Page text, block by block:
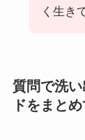
く生き
質問で洗
ドをまと